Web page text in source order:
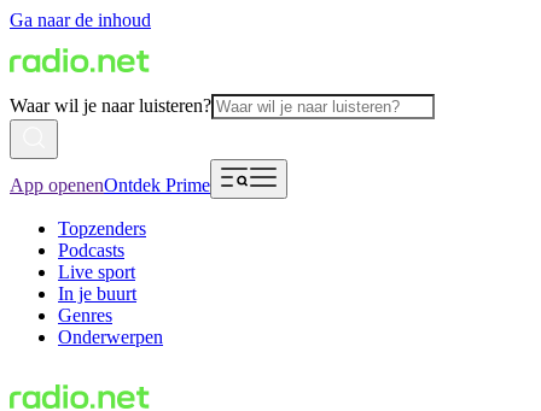
Ga naar de inhoud
Waar wil je naar luisteren?
App openenOntdek Prime
Topzenders
Podcasts
Live sport
In je buurt
Genres
Onderwerpen